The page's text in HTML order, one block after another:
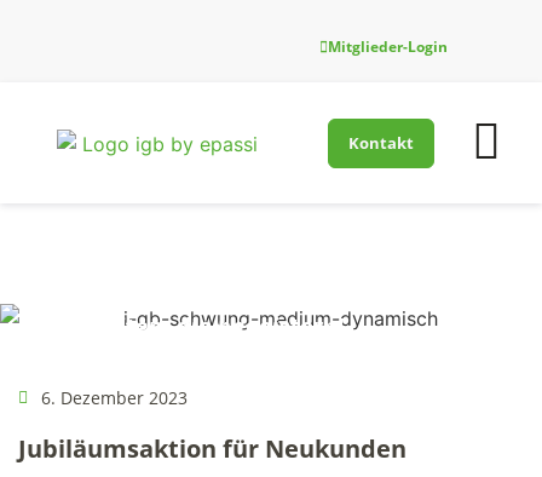
Mitglieder-Login
Kontakt
Neuigkeiten, die begeistern!
6. Dezember 2023
Jubiläumsaktion für Neukunden